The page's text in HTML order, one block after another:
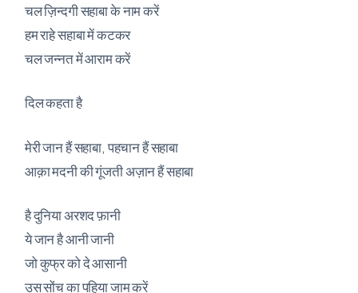
चल ज़िन्दगी सहाबा के नाम करें
हम राहे सहाबा में कटकर
चल जन्नत में आराम करें
दिल कहता है
मेरी जान हैं सहाबा, पहचान हैं सहाबा
आक़ा मदनी की गूंजती अज़ान हैं सहाबा
है दुनिया अरशद फ़ानी
ये जान है आनी जानी
जो कुफ्र को दे आसानी
उस सोंच का पहिया जाम करें